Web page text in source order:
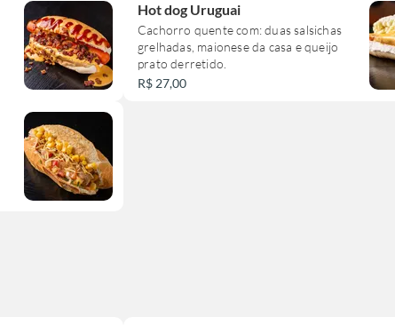
Hot dog Uruguai
Cachorro quente com: duas salsichas
grelhadas, maionese da casa e queijo
prato derretido.
R$ 27,00